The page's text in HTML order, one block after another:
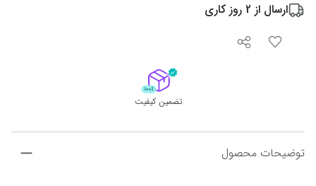
ارسال از 2 روز کاری
تضمین کیفیت
توضیحات محصول